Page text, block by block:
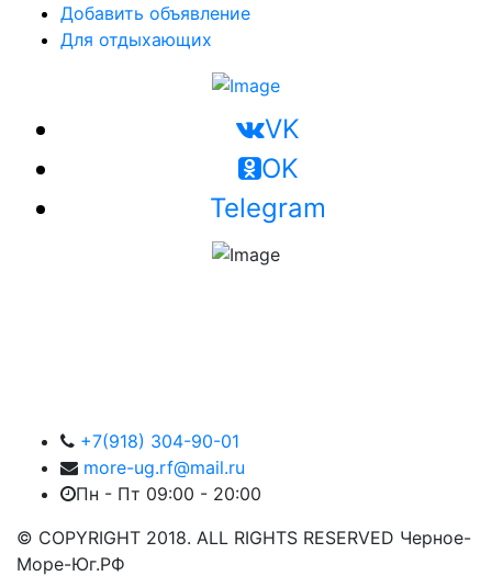
Добавить объявление
Для отдыхающих
VK
OK
Telegram
+7(918) 304-90-01
more-ug.rf@mail.ru
Пн - Пт 09:00 - 20:00
© COPYRIGHT 2018. ALL RIGHTS RESERVED Черное-
Море-Юг.РФ